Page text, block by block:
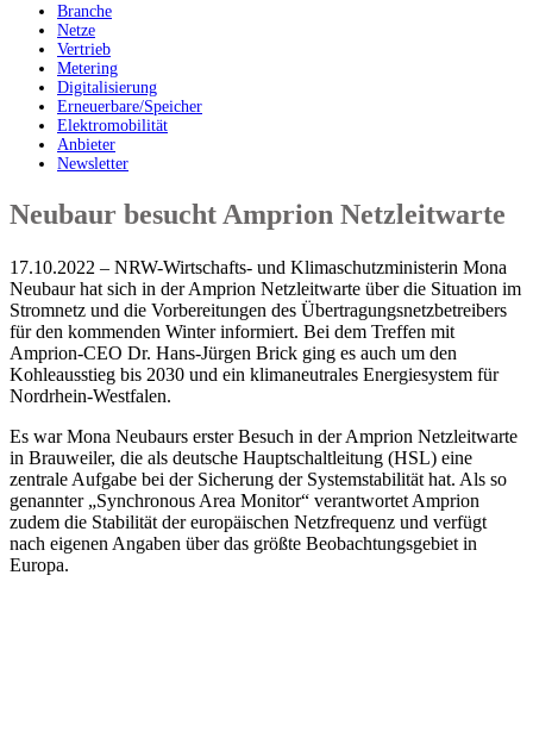
Branche
Netze
Vertrieb
Metering
Digitalisierung
Erneuerbare/Speicher
Elektromobilität
Anbieter
Newsletter
Neubaur besucht Amprion Netzleitwarte
17.10.2022 – NRW-Wirtschafts- und Klimaschutzministerin Mona
Neubaur hat sich in der Amprion Netzleitwarte über die Situation im
Stromnetz und die Vorbereitungen des Übertragungsnetzbetreibers
für den kommenden Winter informiert. Bei dem Treffen mit
Amprion-CEO Dr. Hans-Jürgen Brick ging es auch um den
Kohleausstieg bis 2030 und ein klimaneutrales Energiesystem für
Nordrhein-Westfalen.
Es war Mona Neubaurs erster Besuch in der Amprion Netzleitwarte
in Brauweiler, die als deutsche Hauptschaltleitung (HSL) eine
zentrale Aufgabe bei der Sicherung der Systemstabilität hat. Als so
genannter „Synchronous Area Monitor“ verantwortet Amprion
zudem die Stabilität der europäischen Netzfrequenz und verfügt
nach eigenen Angaben über das größte Beobachtungsgebiet in
Europa.